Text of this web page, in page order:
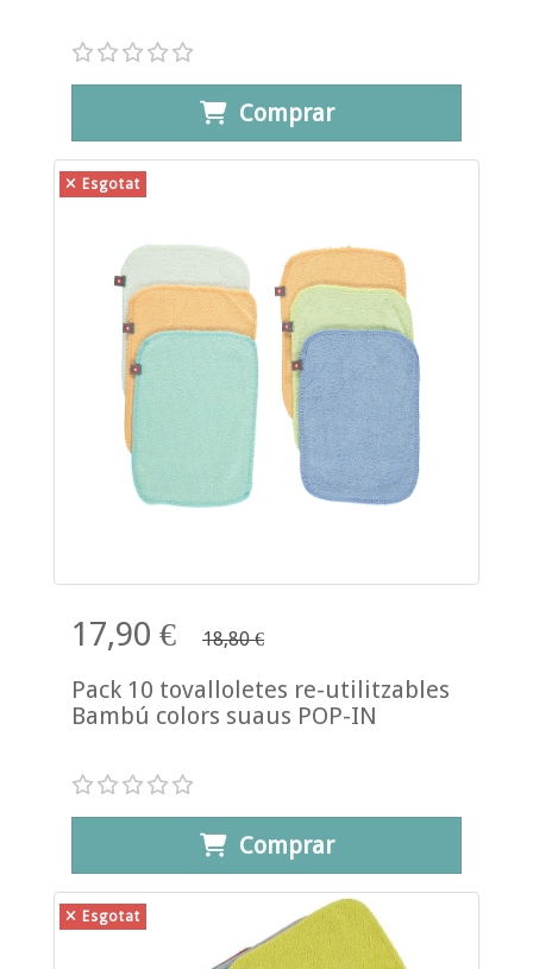
Comprar
Esgotat
17,90 € 18,80 €
Pack 10 tovalloletes re-utilitzables
Bambú colors suaus POP-IN
Comprar
Esgotat